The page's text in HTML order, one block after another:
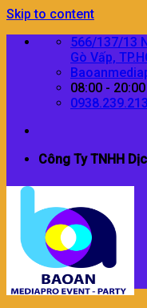
Skip to content
566/137/13
Gò Vấp,
08:00 - 20:00
Công Ty TNHH